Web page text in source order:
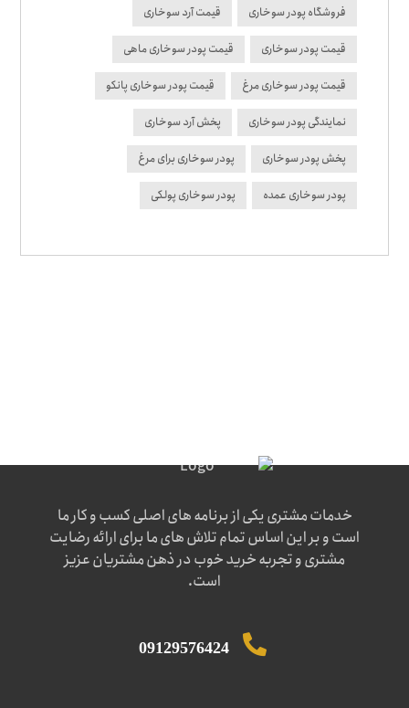
فروشگاه پودر سوخاری قیمت آرد سوخاری
قیمت پودر سوخاری قیمت پودر سوخاری ماهی
قیمت پودر سوخاری مرغ قیمت پودر سوخاری پانکو
نمایندگی پودر سوخاری پخش آرد سوخاری
پخش پودر سوخاری پودر سوخاری برای مرغ
پودر سوخاری عمده پودر سوخاری پولکی
خدمات مشتری یکی از برنامه های اصلی کسب و کار ما
است و بر این اساس تمام تلاش های ما برای ارائه رضایت
مشتری و تجربه خرید خوب در ذهن مشتریان عزیز
است.
09129576424